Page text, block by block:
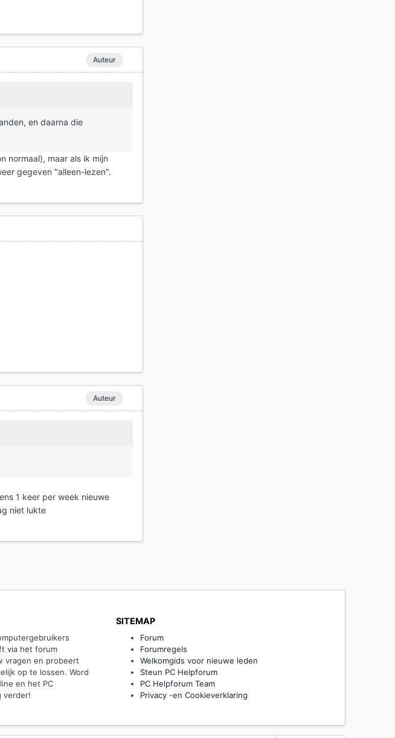
Auteur
en daarna die
normaal), maar als ik mijn
gegeven "alleen-lezen".
Auteur
1 keer per week nieuwe
niet lukte
via het forum
vragen en probeert
op te lossen. Word
en het PC
verder!
SITEMAP
Forum
Forumregels
Welkomgids voor nieuwe leden
Steun PC Helpforum
PC Helpforum Team
Privacy -en Cookieverklaring